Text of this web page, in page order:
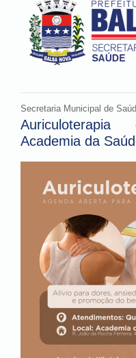
Secretaria Municipal de
Academia da